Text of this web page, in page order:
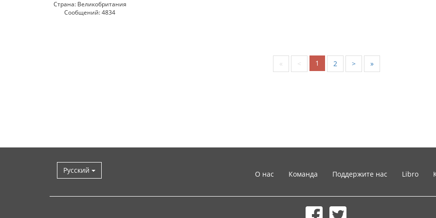
Страна: Великобритания
Сообщений: 4834
« < 1 2 > »
Русский О нас Команда Поддержите нас Libro